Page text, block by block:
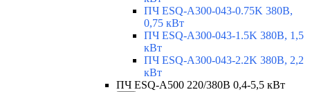
ПЧ ESQ-A300-043-0.75K 380В,
0,75 кВт
ПЧ ESQ-A300-043-1.5K 380В, 1,5
кВт
ПЧ ESQ-A300-043-2.2K 380В, 2,2
кВт
ПЧ ESQ-A500 220/380В 0,4-5,5 кВт